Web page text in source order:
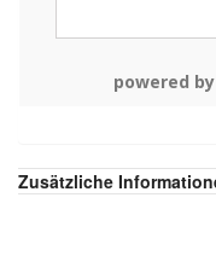
powered
Zusätzliche